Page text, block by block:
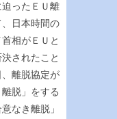
ったＥＵ離
日本時間の
相がＥＵと
されたこと
離脱協定が
脱」をする
なき離脱」